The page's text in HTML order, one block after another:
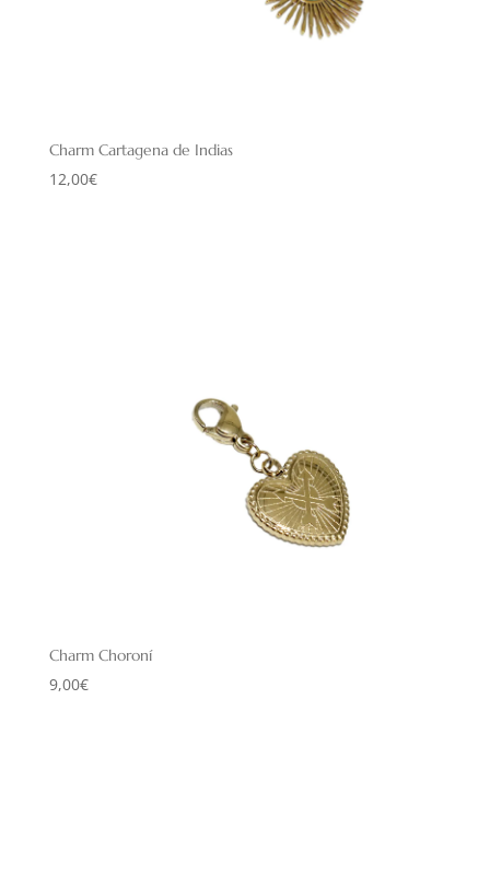
Charm Cartagena de Indias
12,00€
Charm Choroní
9,00€